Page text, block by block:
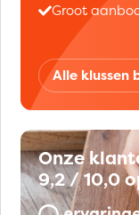
Groot
Alle klussen
Onze
9,2 / 10,0